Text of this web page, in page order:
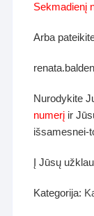
Sekmadienį
Arba
Nurodykite
numerį ir
išsamesnei-
Į Jūsų
Kategorija: